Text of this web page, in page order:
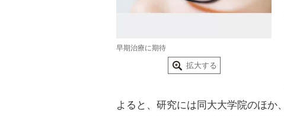
早期治療に期待
拡大する
よると、研究には同大大学院のほか、